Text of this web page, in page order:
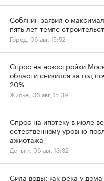
Собянин заявил о
пять лет темпе
Город, 06 авг, 15:52
Спрос на новостройки
области снизился за год
20%
Жилье, 06 авг, 15:39
Спрос на ипотеку в июле
естественному уровню
ажиотажа
Деньги, 06 авг, 13:32
Сила воды: как река у дома